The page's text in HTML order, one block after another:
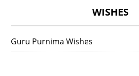
WISHES
Guru Purnima Wishes